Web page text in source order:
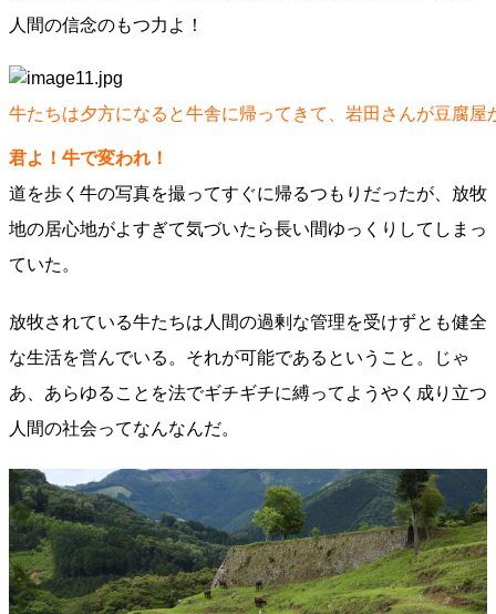
人間の信念のもつ力よ！
牛たちは夕方になると牛舎に帰ってきて、岩田さんが豆腐
君よ！牛で変われ！
道を歩く牛の写真を撮ってすぐに帰るつもりだったが、放牧
地の居心地がよすぎて気づいたら長い間ゆっくりしてしまっ
ていた。
放牧されている牛たちは人間の過剰な管理を受けずとも健全
な生活を営んでいる。それが可能であるということ。じゃ
あ、あらゆることを法でギチギチに縛ってようやく成り立つ
人間の社会ってなんなんだ。